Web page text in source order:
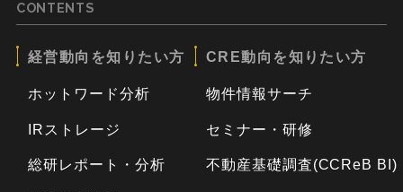
CONTENTS
経営動向を知りたい方
ホットワード分析
IRストレージ
総研レポート・分析
CRE動向を知りたい方
物件情報サーチ
セミナー・研修
不動産基礎調査(CCReB BI)